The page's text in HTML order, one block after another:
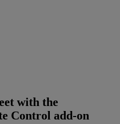
with the
Control add-on